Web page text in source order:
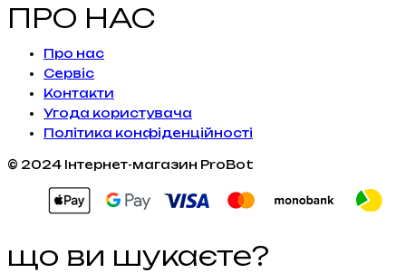
ПРО НАС
Про нас
Сервiс
Контакти
Угода користувача
Політика конфіденційності
© 2024 Інтернет-магазин ProBot
що ви шукаєте?